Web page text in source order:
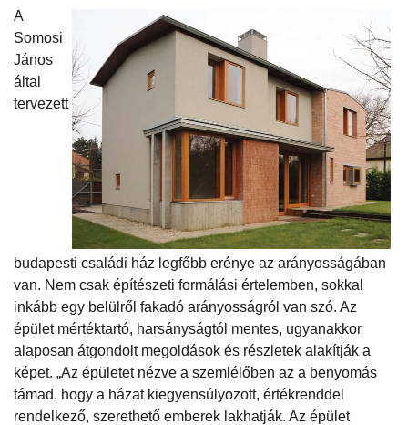
A
Somosi
János
által
tervezett
budapesti családi ház legfőbb erénye az arányosságában
van. Nem csak építészeti formálási értelemben, sokkal
inkább egy belülről fakadó arányosságról van szó. Az
épület mértéktartó, harsányságtól mentes, ugyanakkor
alaposan átgondolt megoldások és részletek alakítják a
képet. „Az épületet nézve a szemlélőben az a benyomás
támad, hogy a házat kiegyensúlyozott, értékrenddel
rendelkező, szerethető emberek lakhatják. Az épület